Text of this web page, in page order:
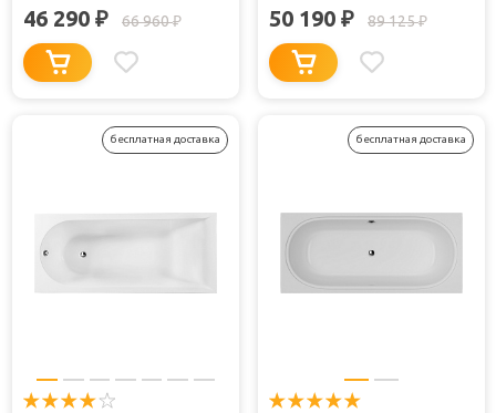
46 290 ₽ 66 960₽ 50 190 ₽ 89 125₽
бесплатная доставка бесплатная доставка